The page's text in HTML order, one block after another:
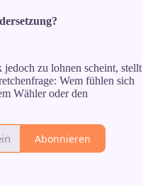
zu lohnen scheint, stellt
Wem fühlen sich
Wähler oder den
Abonnieren